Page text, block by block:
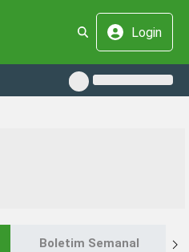
Login
Boletim Semanal